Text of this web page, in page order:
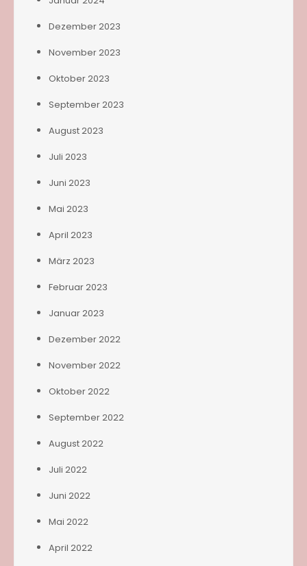
Dezember 2023
November 2023
Oktober 2023
September 2023
August 2023
Juli 2023
Juni 2023
Mai 2023
April 2023
März 2023
Februar 2023
Januar 2023
Dezember 2022
November 2022
Oktober 2022
September 2022
August 2022
Juli 2022
Juni 2022
Mai 2022
April 2022